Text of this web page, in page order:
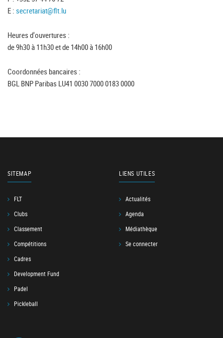
E : secretariat@flt.lu
Heures d'ouvertures :
de 9h30 à 11h30 et de 14h00 à 16h00
Coordonnées bancaires :
BGL BNP Paribas LU41 0030 7000 0183 0000
SITEMAP
FLT
Clubs
Classement
Compétitions
Cadres
Development Fund
Padel
Pickleball
LIENS UTILES
Actualités
Agenda
Médiathèque
Se connecter